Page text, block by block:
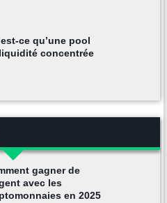
ce qu’une pool
concentrée
gagner de
avec les
en 2025